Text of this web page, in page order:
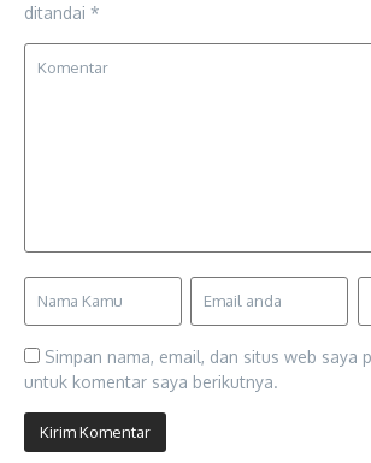
ditandai *
Simpan nama, email, dan situs web saya
untuk komentar saya berikutnya.